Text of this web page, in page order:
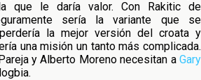
que le daría valor. Con Rakitic de
sería la variante que se
la mejor versión del croata y
una misión un tanto más complicada.
y Alberto Moreno necesitan a Gary